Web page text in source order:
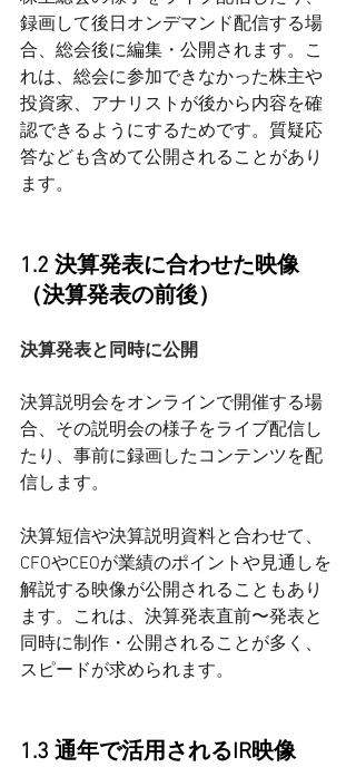
録画して後日オンデマンド配信する場
合、総会後に編集・公開されます。こ
れは、総会に参加できなかった株主や
投資家、アナリストが後から内容を確
認できるようにするためです。質疑応
答なども含めて公開されることがあり
ます。
1.2 決算発表に合わせた映像
（決算発表の前後）
決算発表と同時に公開
決算説明会をオンラインで開催する場
合、その説明会の様子をライブ配信し
たり、事前に録画したコンテンツを配
信します。
決算短信や決算説明資料と合わせて、
CFOやCEOが業績のポイントや見通しを
解説する映像が公開されることもあり
ます。これは、決算発表直前〜発表と
同時に制作・公開されることが多く、
スピードが求められます。
1.3 通年で活用されるIR映像